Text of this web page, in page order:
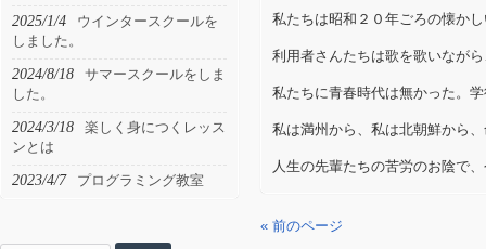
私たちは昭和２０年ごろの懐か
利用者さんたちは歌を歌いなが
私たちに青春時代は無かった。
私は満州から、私は北朝鮮から
人生の先輩たちの苦労のお陰で
« 前のページ
2025/1/4
ウインタースクールを
しました。
2024/8/18
サマースクールをしま
した。
2024/3/18
楽しく身につくレッス
ンとは
2023/4/7 プログラミング教室